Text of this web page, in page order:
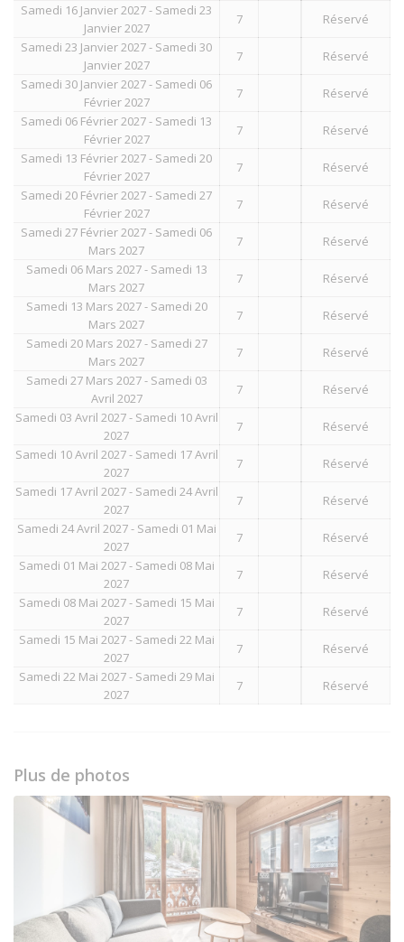
Samedi 16 Janvier 2027 - Samedi 23
Janvier 2027
7
Réservé
Samedi 23 Janvier 2027 - Samedi 30
Janvier 2027
7
Réservé
Samedi 30 Janvier 2027 - Samedi 06
Février 2027
7
Réservé
Samedi 06 Février 2027 - Samedi 13
Février 2027
7
Réservé
Samedi 13 Février 2027 - Samedi 20
Février 2027
7
Réservé
Samedi 20 Février 2027 - Samedi 27
Février 2027
7
Réservé
Samedi 27 Février 2027 - Samedi 06
Mars 2027
7
Réservé
Samedi 06 Mars 2027 - Samedi 13
Mars 2027
7
Réservé
Samedi 13 Mars 2027 - Samedi 20
Mars 2027
7
Réservé
Samedi 20 Mars 2027 - Samedi 27
Mars 2027
7
Réservé
Samedi 27 Mars 2027 - Samedi 03
Avril 2027
7
Réservé
Samedi 03 Avril 2027 - Samedi 10 Avril
2027
7
Réservé
Samedi 10 Avril 2027 - Samedi 17 Avril
2027
7
Réservé
Samedi 17 Avril 2027 - Samedi 24 Avril
2027
7
Réservé
Samedi 24 Avril 2027 - Samedi 01 Mai
2027
7
Réservé
Samedi 01 Mai 2027 - Samedi 08 Mai
2027
7
Réservé
Samedi 08 Mai 2027 - Samedi 15 Mai
2027
7
Réservé
Samedi 15 Mai 2027 - Samedi 22 Mai
2027
7
Réservé
Samedi 22 Mai 2027 - Samedi 29 Mai
2027
7 Réservé
Plus de photos